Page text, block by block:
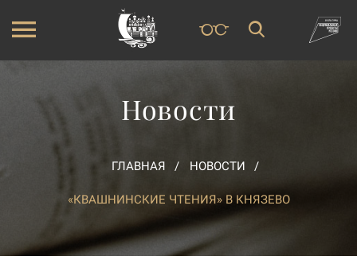
Новости
ГЛАВНАЯ НОВОСТИ
«КВАШНИНСКИЕ ЧТЕНИЯ» В КНЯЗЕВО